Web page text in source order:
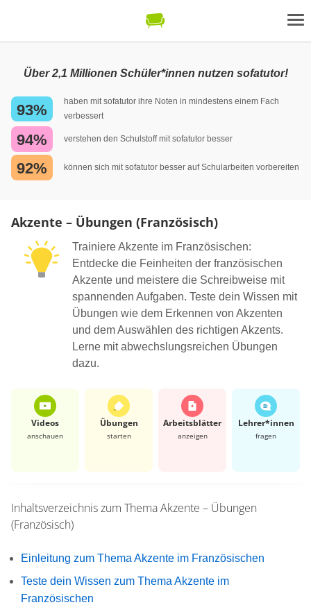
Über 2,1 Millionen Schüler*innen nutzen sofatutor!
93%
haben mit sofatutor ihre Noten in mindestens einem Fach
verbessert
94% verstehen den Schulstoff mit sofatutor besser
92% können sich mit sofatutor besser auf Schularbeiten vorbereiten
Akzente – Übungen (Französisch)
Trainiere Akzente im Französischen:
Entdecke die Feinheiten der französischen
Akzente und meistere die Schreibweise mit
spannenden Aufgaben. Teste dein Wissen mit
Übungen wie dem Erkennen von Akzenten
und dem Auswählen des richtigen Akzents.
Lerne mit abwechslungsreichen Übungen
dazu.
Videos
anschauen
Übungen
starten
Arbeits­blätter
anzeigen
Lehrer*​innen
fragen
Inhaltsverzeichnis zum ThemaAkzente – Übungen
(Französisch)
Einleitung zum Thema Akzente im Französischen
Teste dein Wissen zum Thema Akzente im
Französischen